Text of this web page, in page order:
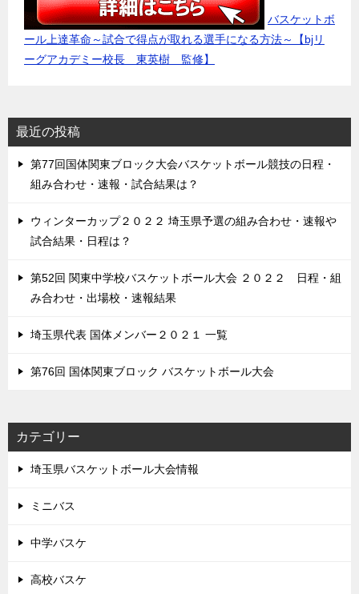
バスケットボ
ール上達革命～試合で得点が取れる選手になる方法～【bjリ
ーグアカデミー校長 東英樹 監修】
最近の投稿
第77回国体関東ブロック大会バスケットボール競技の日程・
組み合わせ・速報・試合結果は？
ウィンターカップ２０２２ 埼玉県予選の組み合わせ・速報や
試合結果・日程は？
第52回 関東中学校バスケットボール大会 ２０２２ 日程・組
み合わせ・出場校・速報結果
埼玉県代表 国体メンバー２０２１ 一覧
第76回 国体関東ブロック バスケットボール大会
カテゴリー
埼玉県バスケットボール大会情報
ミニバス
中学バスケ
高校バスケ